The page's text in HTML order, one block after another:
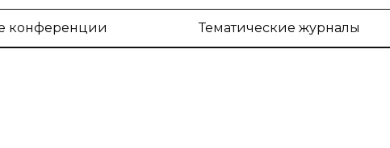
конференции Тематические журналы